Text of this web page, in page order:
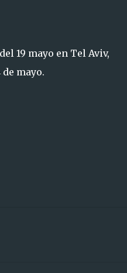
19 mayo en Tel Aviv,
mayo.